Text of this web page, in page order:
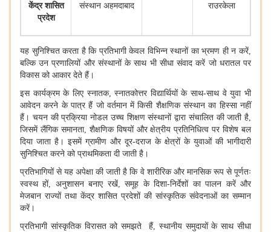
केंद्र शासित
प्रदेश
संस्थान अहमदाबाद
राउरकेला
यह सुनिश्चित करता है कि प्रतिभागी केवल विभिन्न स्थानों का भ्रमण ही न करें,
बल्कि उन प्रणालियों और संस्थानों के साथ भी सीधा संवाद करें जो धरातल पर
विकास को आकार देते हैं।
इस कार्यक्रम के लिए स्नातक,स्नातकोत्तर विद्यार्थियों के साथ-साथ वे युवा भी
आवेदन करने के पात्र हैं जो वर्तमान में किसी शैक्षणिक संस्थान का हिस्सा नहीं
हैं। चयन की प्रक्रिया नोडल उच्च शिक्षण संस्थानों द्वारा संचालित की जाती है
जिसमें लैंगिक समानता, शैक्षणिक विषयों और क्षेत्रीय प्रतिनिधित्व पर विशेष बल
दिया जाता है। इसमें ग्रामीण और दूर-दराज के क्षेत्रों के युवाओं की भागीदारी
सुनिश्चित करने को प्राथमिकता दी जाती है।
प्रतिभागियों से यह अपेक्षा की जाती है कि वे शारीरिक और मानसिक रूप से पूर्णतः
स्वस्थ हों, अनुशासन बनाए रखें,समूह के दिशा-निर्देशों का पालन करें और
मेजबान राज्यों तथा केंद्र शासित प्रदेशों की सांस्कृतिक संवेदनाओं का सम्मान
करें।
प्रतिभागी सांस्कृतिक विरासत को समझते हैं, स्थानीय समुदायों के साथ सीधा